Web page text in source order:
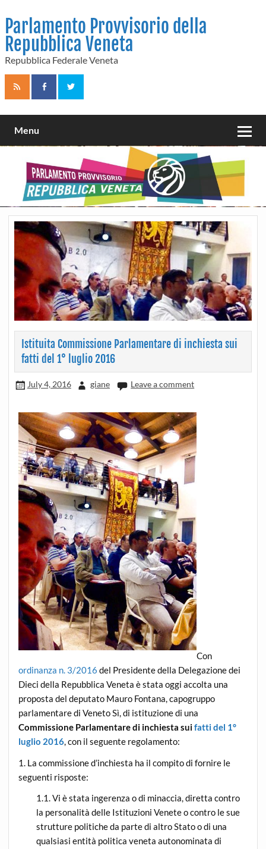
content
Parlamento Provvisorio della
Repubblica Veneta
Repubblica Federale Veneta
Menu
Istituita Commissione Parlamentare di inchiesta sui
fatti del 1° luglio 2016
July 4, 2016 giane Leave a comment
Con
ordinanza n. 3/2016 del Presidente della Delegazione dei
Dieci della Repubblica Veneta è stata oggi accolta una
proposta del deputato Mauro Fontana, capogruppo
parlamentare di Veneto Sì, di istituzione di una
Commissione Parlamentare di inchiesta suifatti del 1°
luglio 2016, con il seguente regolamento:
1. La commissione d’inchiesta ha il compito di fornire le
seguenti risposte:
1.1. Vi è stata ingerenza o di minaccia, diretta contro
la personalità delle Istituzioni Venete o contro le sue
strutture politiche da parte di altro Stato o di una
qualsiasi entità politica veneta autonominata di